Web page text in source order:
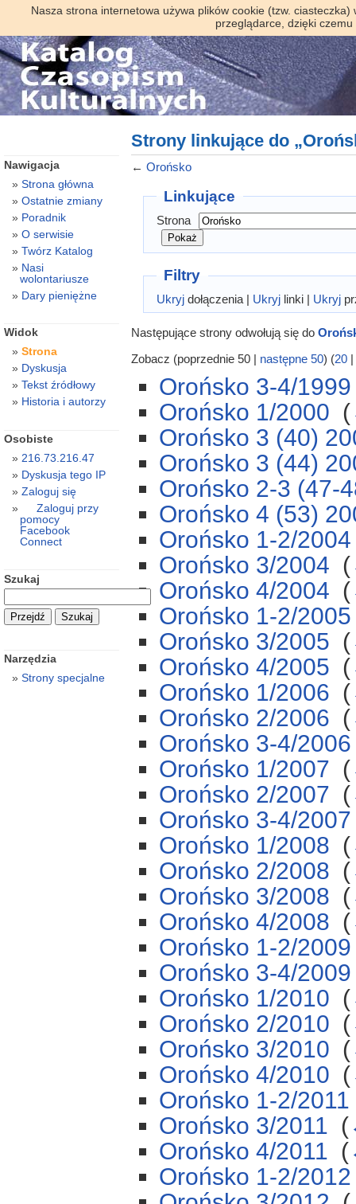
Nasza strona internetowa używa plików cookie (tzw.
przeglądarce, dzięki
Strony linkujące do
← Orońsko
Linkujące
Strona
Filtry
Ukryjdołączenia | Ukryjlinki | Ukryj
Następujące strony odwołują się do
Zobacz (poprzednie 50 | następne 50) (20|
Orońsko 3-4/1999
Orońsko 1/2000 (
Orońsko 3 (40)
Orońsko 3 (44)
Orońsko 2-3 (47-
Orońsko 4 (53)
Orońsko 1-2/2004
Orońsko 3/2004 (
Orońsko 4/2004 (
Orońsko 1-2/2005
Orońsko 3/2005 (
Orońsko 4/2005 (
Orońsko 1/2006 (
Orońsko 2/2006 (
Orońsko 3-4/2006
Orońsko 1/2007 (
Orońsko 2/2007 (
Orońsko 3-4/2007
Orońsko 1/2008 (
Orońsko 2/2008 (
Orońsko 3/2008 (
Orońsko 4/2008 (
Orońsko 1-2/2009
Orońsko 3-4/2009
Orońsko 1/2010 (
Orońsko 2/2010 (
Orońsko 3/2010 (
Orońsko 4/2010 (
Orońsko 1-2/2011
Orońsko 3/2011 (
Orońsko 4/2011 (
Orońsko 1-2/2012
Nawigacja
Strona główna
Ostatnie zmiany
Poradnik
O serwisie
Twórz Katalog
Nasi
wolontariusze
Dary pieniężne
Widok
Strona
Dyskusja
Tekst źródłowy
Historia i autorzy
Osobiste
216.73.216.47
Dyskusja tego IP
Zaloguj się
Zaloguj przy
pomocy
Facebook
Connect
Szukaj
Narzędzia
Strony specjalne